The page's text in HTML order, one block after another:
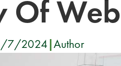
Of
7/2024|Author